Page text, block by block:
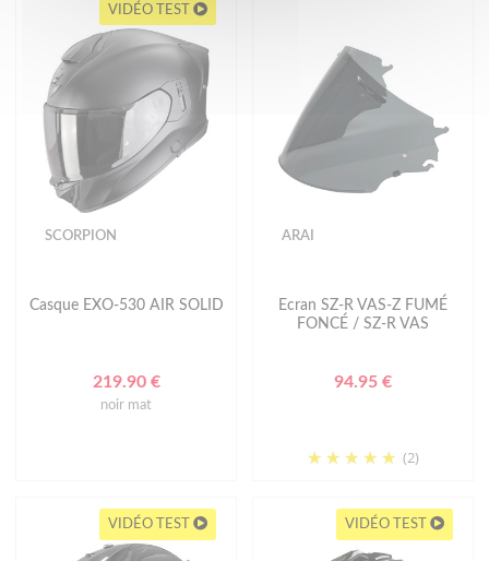
VIDÉO TEST
SCORPION
Casque EXO-530 AIR SOLID
219.90 €
noir mat
ARAI
Ecran SZ-R VAS-Z FUMÉ
FONCÉ / SZ-R VAS
94.95 €
(2)
VIDÉO TEST VIDÉO TEST